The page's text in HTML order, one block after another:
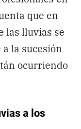
que en
las lluvias se
la sucesión
ocurriendo